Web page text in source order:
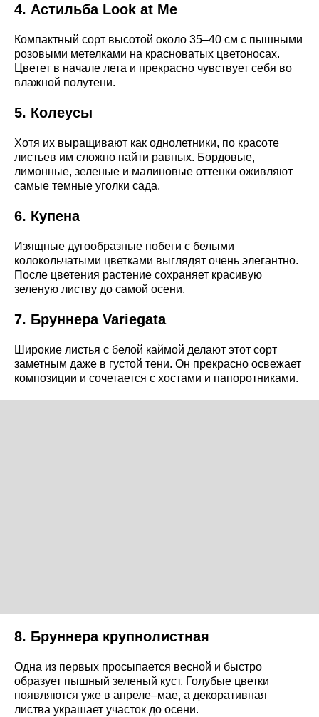
4. Астильба Look at Me
Компактный сорт высотой около 35–40 см с пышными
розовыми метелками на красноватых цветоносах.
Цветет в начале лета и прекрасно чувствует себя во
влажной полутени.
5. Колеусы
Хотя их выращивают как однолетники, по красоте
листьев им сложно найти равных. Бордовые,
лимонные, зеленые и малиновые оттенки оживляют
самые темные уголки сада.
6. Купена
Изящные дугообразные побеги с белыми
колокольчатыми цветками выглядят очень элегантно.
После цветения растение сохраняет красивую
зеленую листву до самой осени.
7. Бруннера Variegata
Широкие листья с белой каймой делают этот сорт
заметным даже в густой тени. Он прекрасно освежает
композиции и сочетается с хостами и папоротниками.
8. Бруннера крупнолистная
Одна из первых просыпается весной и быстро
образует пышный зеленый куст. Голубые цветки
появляются уже в апреле–мае, а декоративная
листва украшает участок до осени.